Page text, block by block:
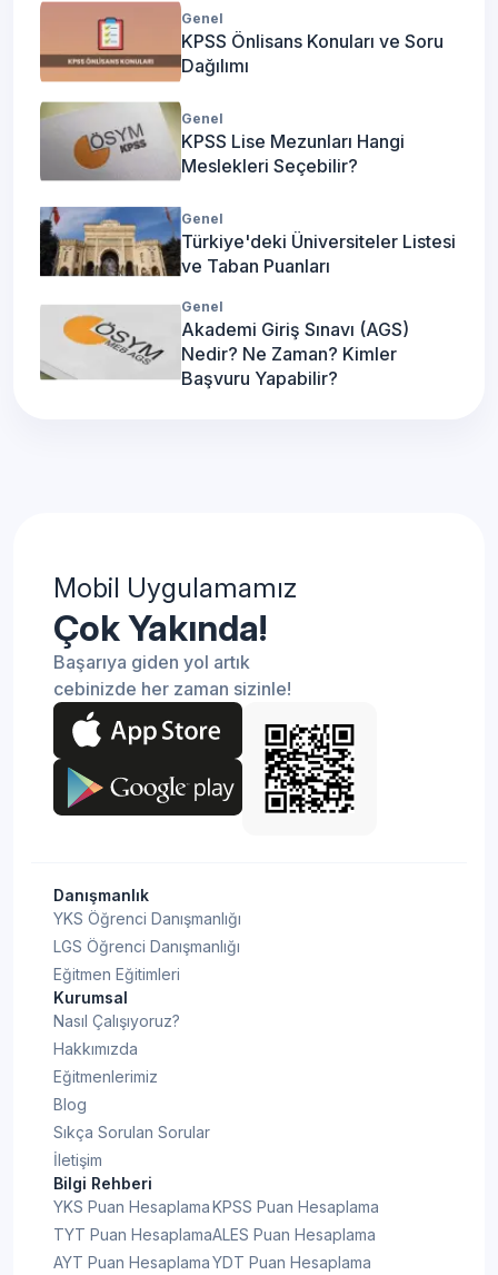
Genel
KPSS Önlisans Konuları ve Soru
Dağılımı
Genel
KPSS Lise Mezunları Hangi
Meslekleri Seçebilir?
Genel
Türkiye'deki Üniversiteler Listesi
ve Taban Puanları
Genel
Akademi Giriş Sınavı (AGS)
Nedir? Ne Zaman? Kimler
Başvuru Yapabilir?
Mobil Uygulamamız
Çok Yakında!
Başarıya giden yol artık
cebinizde her zaman sizinle!
Danışmanlık
YKS Öğrenci Danışmanlığı
LGS Öğrenci Danışmanlığı
Eğitmen Eğitimleri
Kurumsal
Nasıl Çalışıyoruz?
Hakkımızda
Eğitmenlerimiz
Blog
Sıkça Sorulan Sorular
İletişim
Bilgi Rehberi
YKS Puan Hesaplama
TYT Puan Hesaplama
AYT Puan Hesaplama
KPSS Puan Hesaplama
ALES Puan Hesaplama
YDT Puan Hesaplama